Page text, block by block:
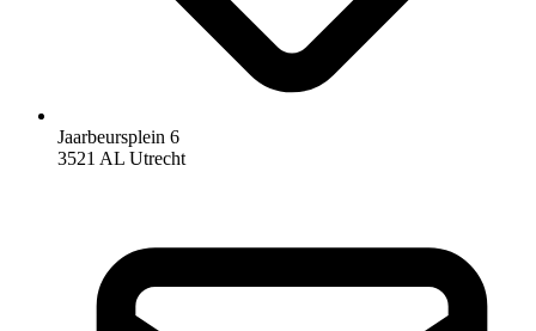
Jaarbeursplein 6
3521 AL Utrecht